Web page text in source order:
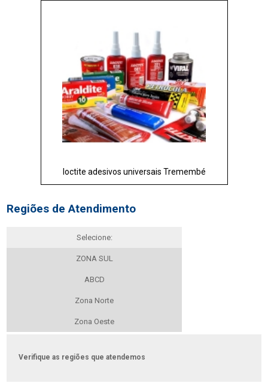
loctite adesivos universais Tremembé
Regiões de Atendimento
Selecione:
ZONA SUL
ABCD
Zona Norte
Zona Oeste
Verifique as regiões que atendemos